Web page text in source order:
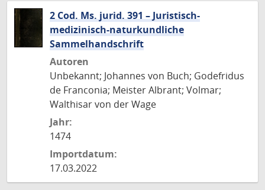
2 Cod. Ms. jurid. 391 – Juristisch-
medizinisch-naturkundliche
Sammelhandschrift
Autoren
Unbekannt; Johannes von Buch; Godefridus
de Franconia; Meister Albrant; Volmar;
Walthisar von der Wage
Jahr:
1474
Importdatum:
17.03.2022